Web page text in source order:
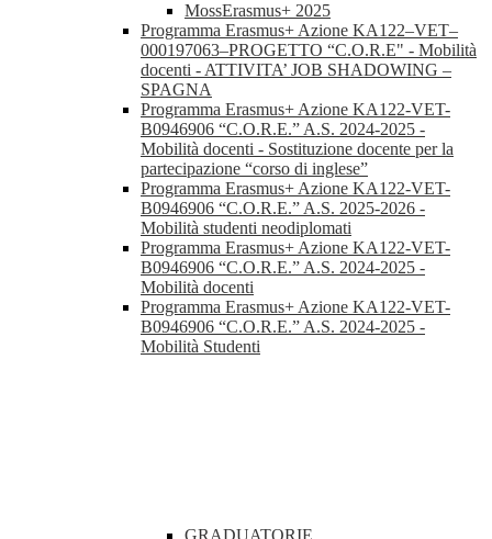
MossErasmus+ 2025
Programma Erasmus+ Azione KA122–VET–
000197063–PROGETTO “C.O.R.E" - Mobilità
docenti - ATTIVITA’ JOB SHADOWING –
SPAGNA
Programma Erasmus+ Azione KA122-VET-
B0946906 “C.O.R.E.” A.S. 2024-2025 -
Mobilità docenti - Sostituzione docente per la
partecipazione “corso di inglese”
Programma Erasmus+ Azione KA122-VET-
B0946906 “C.O.R.E.” A.S. 2025-2026 -
Mobilità studenti neodiplomati
Programma Erasmus+ Azione KA122-VET-
B0946906 “C.O.R.E.” A.S. 2024-2025 -
Mobilità docenti
Programma Erasmus+ Azione KA122-VET-
B0946906 “C.O.R.E.” A.S. 2024-2025 -
Mobilità Studenti